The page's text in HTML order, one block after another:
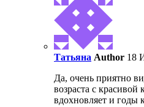
Татьяна Author 18
Да, очень приятно
возраста с
вдохновляет и годы